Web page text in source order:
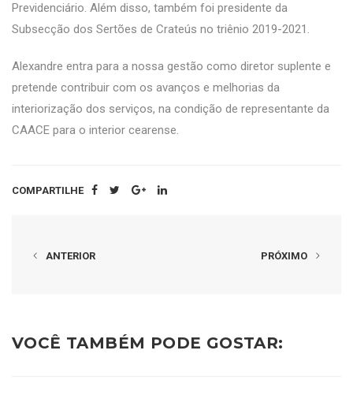
Previdenciário. Além disso, também foi presidente da
Subsecção dos Sertões de Crateús no triênio 2019-2021.
Alexandre entra para a nossa gestão como diretor suplente e
pretende contribuir com os avanços e melhorias da
interiorização dos serviços, na condição de representante da
CAACE para o interior cearense.
COMPARTILHE
ANTERIOR PRÓXIMO
VOCÊ TAMBÉM PODE GOSTAR: